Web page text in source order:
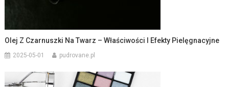
Olej Z Czarnuszki Na Twarz – Właściwości I Efekty Pielęgnacyjne
2025-05-01 pudrovane.pl